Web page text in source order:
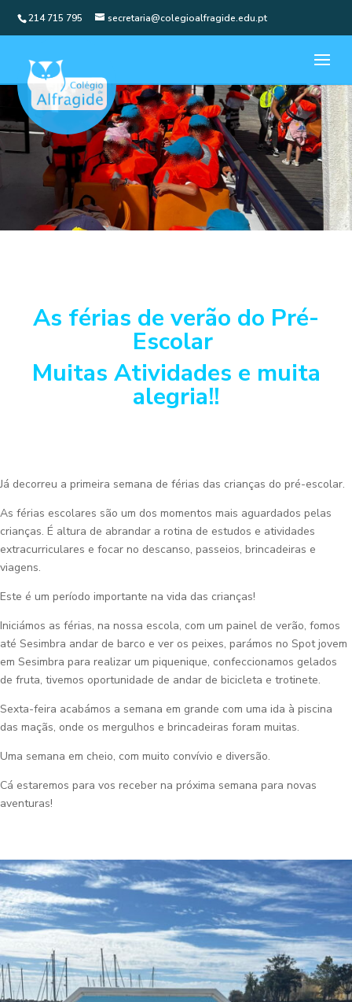
214 715 795 secretaria@colegioalfragide.edu.pt
As férias de verão do Pré-
Escolar
Muitas Atividades e muita
alegria!!
Já decorreu a primeira semana de férias das crianças do pré-escolar.
As férias escolares são um dos momentos mais aguardados pelas
crianças. É altura de abrandar a rotina de estudos e atividades
extracurriculares e focar no descanso, passeios, brincadeiras e
viagens.
Este é um período importante na vida das crianças!
Iniciámos as férias, na nossa escola, com um painel de verão, fomos
até Sesimbra andar de barco e ver os peixes, parámos no Spot jovem
em Sesimbra para realizar um piquenique, confeccionamos gelados
de fruta, tivemos oportunidade de andar de bicicleta e trotinete.
Sexta-feira acabámos a semana em grande com uma ida à piscina
das maçãs, onde os mergulhos e brincadeiras foram muitas.
Uma semana em cheio, com muito convívio e diversão.
Cá estaremos para vos receber na próxima semana para novas
aventuras!